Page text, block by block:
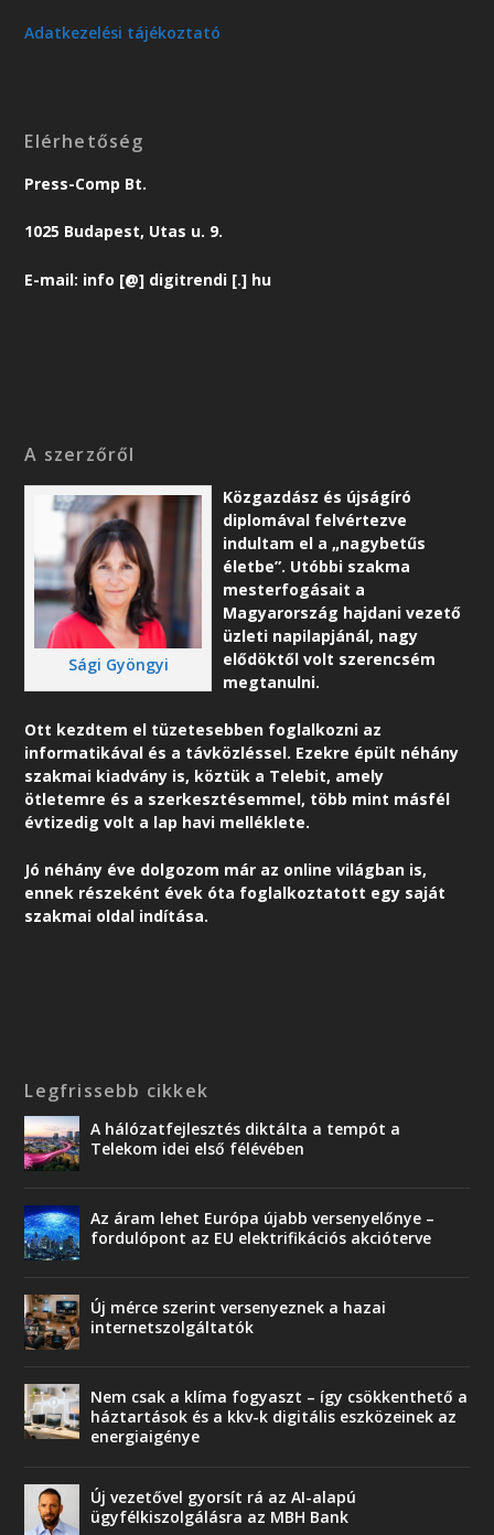
Adatkezelési tájékoztató
Elérhetőség
Press-Comp Bt.
1025 Budapest, Utas u. 9.
E-mail: info [@] digitrendi [.] hu
A szerzőről
Sági Gyöngyi
Közgazdász és újságíró
diplomával felvértezve
indultam el a „nagybetűs
életbe”. Utóbbi szakma
mesterfogásait a
Magyarország hajdani vezető
üzleti napilapjánál, nagy
elődöktől volt szerencsém
megtanulni.
Ott kezdtem el tüzetesebben foglalkozni az
informatikával és a távközléssel. Ezekre épült néhány
szakmai kiadvány is, köztük a Telebit, amely
ötletemre és a szerkesztésemmel, több mint másfél
évtizedig volt a lap havi melléklete.
Jó néhány éve dolgozom már az online világban is,
ennek részeként évek óta foglalkoztatott egy saját
szakmai oldal indítása.
Legfrissebb cikkek
A hálózatfejlesztés diktálta a tempót a
Telekom idei első félévében
Az áram lehet Európa újabb versenyelőnye –
fordulópont az EU elektrifikációs akcióterve
Új mérce szerint versenyeznek a hazai
internetszolgáltatók
Nem csak a klíma fogyaszt – így csökkenthető a
háztartások és a kkv-k digitális eszközeinek az
energiaigénye
Új vezetővel gyorsít rá az AI-alapú
ügyfélkiszolgálásra az MBH Bank